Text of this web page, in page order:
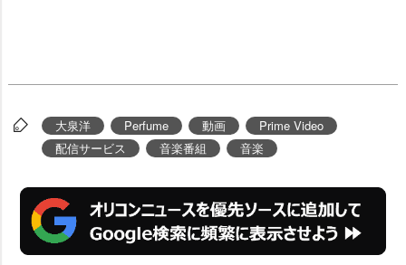
大泉洋 Perfume 動画
Prime Video
配信サービス
音楽番組 音楽